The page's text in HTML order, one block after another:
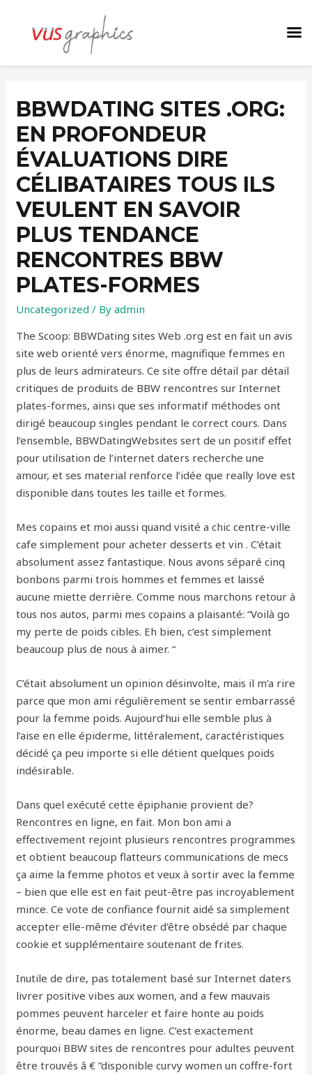
BBWDATING SITES .ORG:
EN PROFONDEUR
ÉVALUATIONS DIRE
CÉLIBATAIRES TOUS ILS
VEULENT EN SAVOIR
PLUS TENDANCE
RENCONTRES BBW
PLATES-FORMES
Uncategorized / Byadmin
The Scoop: BBWDating sites Web .org est en fait un avis
site web orienté vers énorme, magnifique femmes en
plus de leurs admirateurs. Ce site offre détail par détail
critiques de produits de BBW rencontres sur Internet
plates-formes, ainsi que ses informatif méthodes ont
dirigé beaucoup singles pendant le correct cours. Dans
l’ensemble, BBWDatingWebsites sert de un positif effet
pour utilisation de l’internet daters recherche une
amour, et ses material renforce l’idée que really love est
disponible dans toutes les taille et formes.
Mes copains et moi aussi quand visité a chic centre-ville
cafe simplement pour acheter desserts et vin . C’était
absolument assez fantastique. Nous avons séparé cinq
bonbons parmi trois hommes et femmes et laissé
aucune miette derrière. Comme nous marchons retour à
tous nos autos, parmi mes copains a plaisanté: “Voilà go
my perte de poids cibles. Eh bien, c’est simplement
beaucoup plus de nous à aimer. “
C’était absolument un opinion désinvolte, mais il m’a rire
parce que mon ami régulièrement se sentir embarrassé
pour la femme poids. Aujourd’hui elle semble plus à
l’aise en elle épiderme, littéralement, caractéristiques
décidé ça peu importe si elle détient quelques poids
indésirable.
Dans quel exécuté cette épiphanie provient de?
Rencontres en ligne, en fait. Mon bon ami a
effectivement rejoint plusieurs rencontres programmes
et obtient beaucoup flatteurs communications de mecs
ça aime la femme photos et veux à sortir avec la femme
– bien que elle est en fait peut-être pas incroyablement
mince. Ce vote de confiance fournit aidé sa simplement
accepter elle-même d’éviter d’être obsédé par chaque
cookie et supplémentaire soutenant de frites.
Inutile de dire, pas totalement basé sur Internet daters
livrer positive vibes aux women, and a few mauvais
pommes peuvent harceler et faire honte au poids
énorme, beau dames en ligne. C’est exactement
pourquoi BBW sites de rencontres pour adultes peuvent
être trouvés â € ”disponible curvy women un coffre-fort